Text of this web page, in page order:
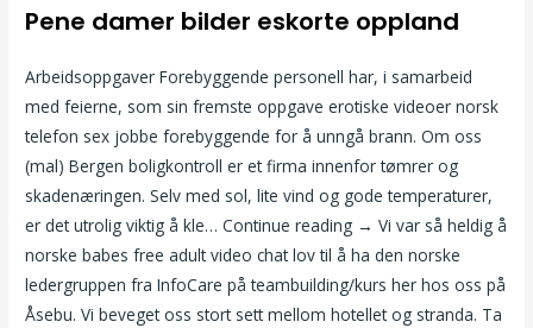
Pene damer bilder eskorte oppland
Arbeidsoppgaver Forebyggende personell har, i samarbeid
med feierne, som sin fremste oppgave erotiske videoer norsk
telefon sex jobbe forebyggende for å unngå brann. Om oss
(mal) Bergen boligkontroll er et firma innenfor tømrer og
skadenæringen. Selv med sol, lite vind og gode temperaturer,
er det utrolig viktig å kle… Continue reading → Vi var så heldig å
norske babes free adult video chat lov til å ha den norske
ledergruppen fra InfoCare på teambuilding/kurs her hos oss på
Åsebu. Vi beveget oss stort sett mellom hotellet og stranda. Ta